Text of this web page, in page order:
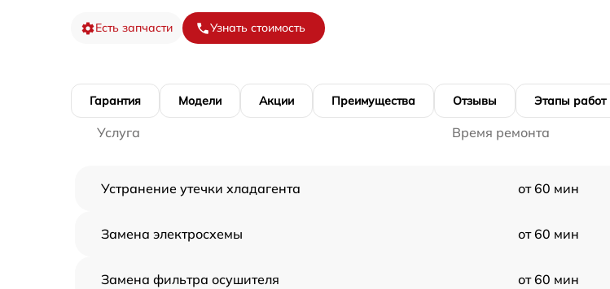
Есть запчасти Узнать стоимость
Гарантия Модели Акции Преимущества Отзывы Этапы работ
Услуга Время ремонта
Устранение утечки хладагента от 60 мин
Замена электросхемы от 60 мин
Замена фильтра осушителя от 60 мин